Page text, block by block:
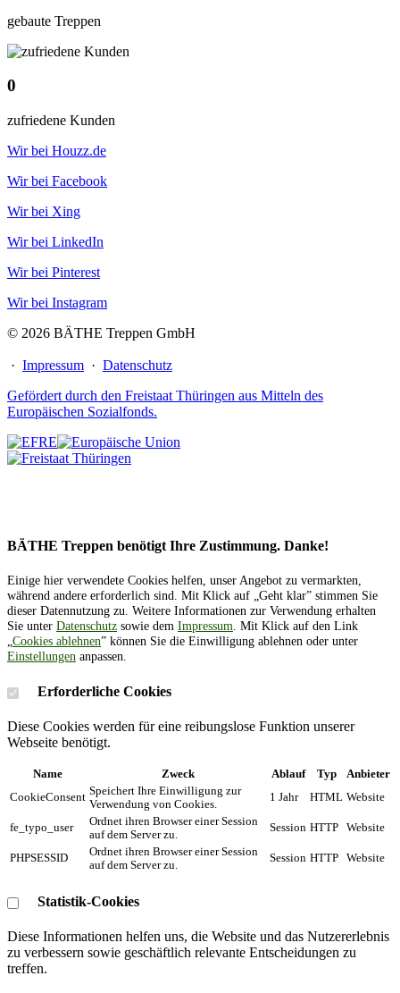
gebaute Treppen
0
zufriedene Kunden
Wir bei Houzz.de
Wir bei Facebook
Wir bei Xing
Wir bei LinkedIn
Wir bei Pinterest
Wir bei Instagram
© 2026 BÄTHE Treppen GmbH
· Impressum · Datenschutz
Gefördert durch den Freistaat Thüringen aus Mitteln des
Europäischen Sozialfonds.
BÄTHE Treppen benötigt Ihre Zustimmung. Danke!
Einige hier verwendete Cookies helfen, unser Angebot zu vermarkten,
während andere erforderlich sind. Mit Klick auf „Geht klar” stimmen Sie
dieser Datennutzung zu. Weitere Informationen zur Verwendung erhalten
Sie unter Datenschutz sowie dem Impressum. Mit Klick auf den Link
„Cookies ablehnen” können Sie die Einwilligung ablehnen oder unter
Einstellungen anpassen.
Erforderliche Cookies
Diese Cookies werden für eine reibungslose Funktion unserer
Webseite benötigt.
Name Zweck Ablauf Typ
Anbieter
CookieConsent Speichert Ihre Einwilligung zur
Verwendung von Cookies.
1 Jahr HTML Website
fe_typo_user
Ordnet ihren Browser einer Session
auf dem Server zu.
Session HTTP Website
PHPSESSID
Ordnet ihren Browser einer Session
auf dem Server zu.
Session HTTP Website
Statistik-Cookies
Diese Informationen helfen uns, die Website und das Nutzererlebnis
zu verbessern sowie geschäftlich relevante Entscheidungen zu
treffen.